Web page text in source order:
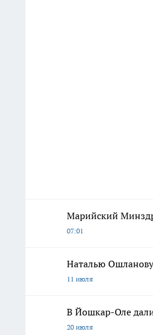
Марийский
07:01
Наталью Ошланову
11 июля
В Йошкар-Оле
20 июля